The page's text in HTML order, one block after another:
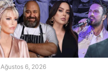
Ağustos 6, 2026